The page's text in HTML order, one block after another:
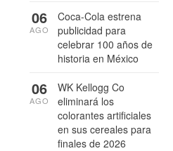
Coca-Cola estrena
publicidad para
celebrar 100 años de
historia en México
06
AGO
WK Kellogg Co
eliminará los
colorantes artificiales
en sus cereales para
finales de 2026
06
AGO